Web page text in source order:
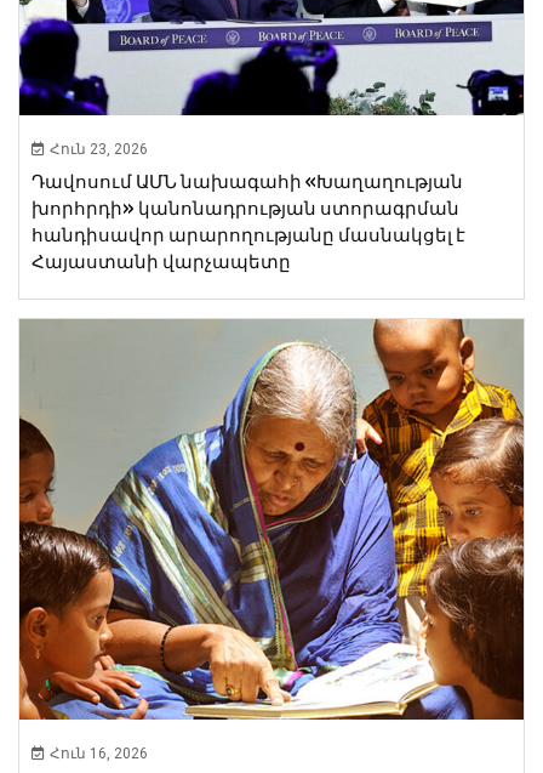
Հուն 23, 2026
Դավոսում ԱՄՆ նախագահի «Խաղաղության
խորհրդի» կանոնադրության ստորագրման
հանդիսավոր արարողությանը մասնակցել է
Հայաստանի վարչապետը
Հուն 16, 2026